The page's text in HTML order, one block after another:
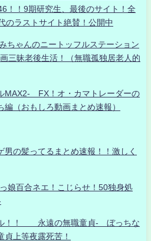
！！9期研究生、最後のサイト！全
のラストサイト絶賛！公開中
ちゃんのニートッフルステーション
三昧老後生活！（無職孤独居老人的
MAX2- FX！オ・カマトレーダーの
（おもしろ動画まとめ速報）
男の髪ってるまとめ速報！！激しく
娘百合ネエ！こじらせ！50独身処
ル！！ 永遠の無職童貞- ぼっちな
貞上等夜露死苦！